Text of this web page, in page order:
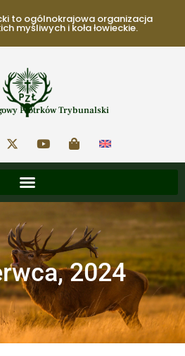
to ogólnokrajowa organizacja
myśliwych i koła łowieckie.
Piotrków Trybunalski
2024